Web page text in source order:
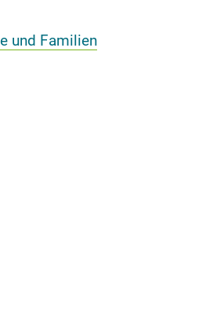
und Familien